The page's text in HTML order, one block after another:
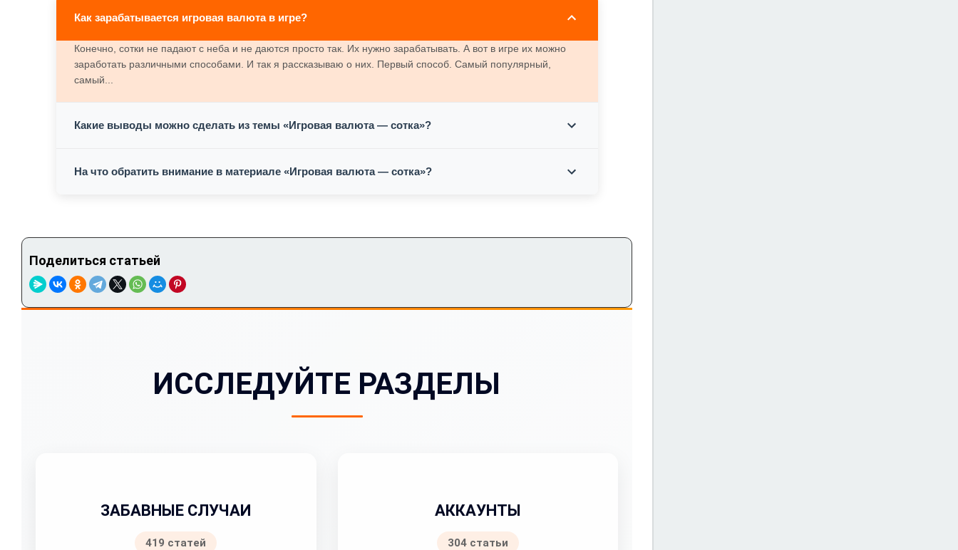
Как зарабатывается игровая валюта в игре?
Конечно, сотки не падают с неба и не даются просто так. Их нужно зарабатывать. А вот в игре их можно
заработать различными способами. И так я рассказываю о них. Первый способ. Самый популярный,
самый...
Какие выводы можно сделать из темы «Игровая валюта — сотка»?
На что обратить внимание в материале «Игровая валюта — сотка»?
Поделиться статьей
ИССЛЕДУЙТЕ РАЗДЕЛЫ
ЗАБАВНЫЕ СЛУЧАИ
419 статей
АККАУНТЫ
304 статьи